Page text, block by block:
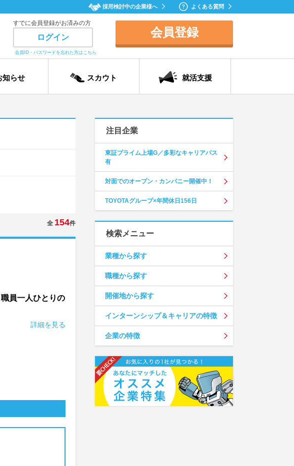
採用検討中の企業様へ よくある質問
すでに会員登録がお済みの方
ログイン
会員ID・パスワードを忘れた方はこちら
会員登録
知らせ スカウト 就活支援
全 154件
員一人ひとりの
詳細を見る
注目企業
東証プライム上場G／多彩なキャリアパス
有
対面でのオープン・カンパニー開催中！
TOYOTAグループ×年間休日156日
検索メニュー
業種から探す
職種から探す
開催地から探す
インターンシップ＆キャリアの特徴
企業の特徴